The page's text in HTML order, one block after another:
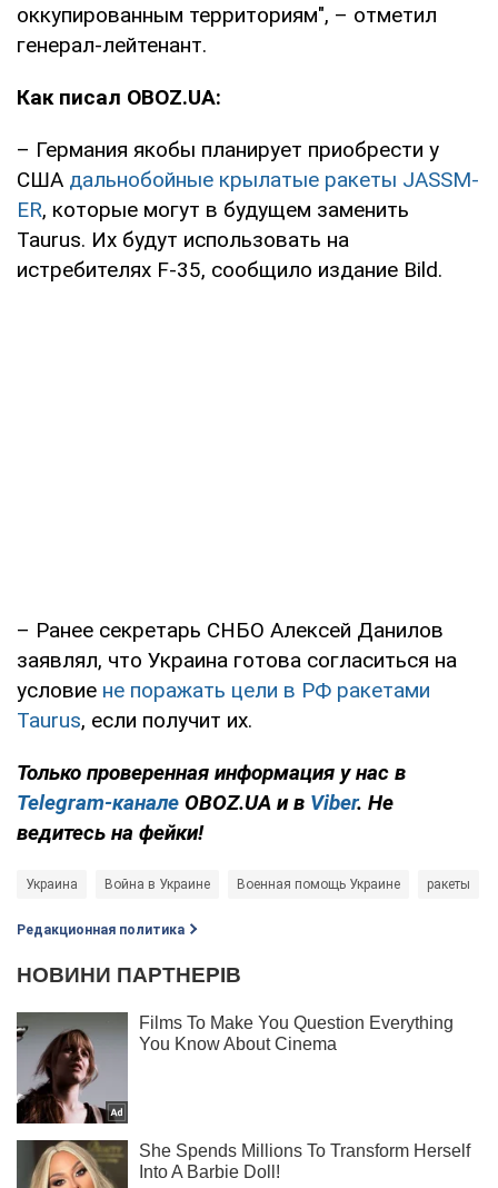
оккупированным территориям", – отметил
генерал-лейтенант.
Как писал OBOZ.UA:
– Германия якобы планирует приобрести у
США дальнобойные крылатые ракеты JASSM-
ER, которые могут в будущем заменить
Taurus. Их будут использовать на
истребителях F-35, сообщило издание Bild.
– Ранее секретарь СНБО Алексей Данилов
заявлял, что Украина готова согласиться на
условие не поражать цели в РФ ракетами
Taurus, если получит их.
Только проверенная информация у нас в
Telegram-канале OBOZ.UA и в Viber. Не
ведитесь на фейки!
Украина Война в Украине Военная помощь Украине ракеты
Редакционная политика